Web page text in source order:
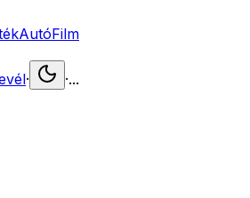
AutóFilm
· ·...